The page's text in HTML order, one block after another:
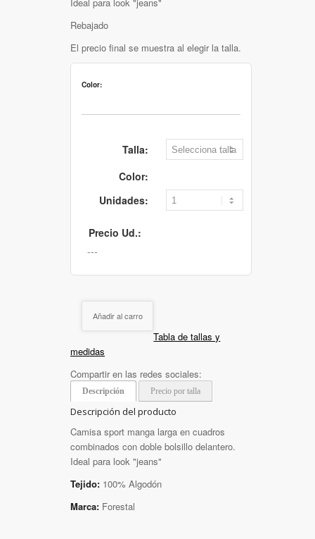
Rebajado
El precio final se muestra al elegir la talla.
Color:
Talla:
Color:
Unidades:
Precio Ud.:
Añadir al carro
Tabla de tallas y
medidas
Compartir en las redes sociales:
Descripción Precio por talla
Descripción del producto
Camisa sport manga larga en cuadros
combinados con doble bolsillo delantero.
Ideal para look "jeans"
Tejido: 100% Algodón
Marca: Forestal